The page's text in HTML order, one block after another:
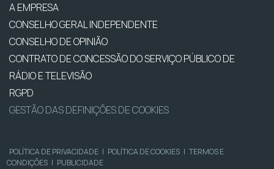
A EMPRESA
CONSELHO GERAL INDEPENDENTE
CONSELHO DE OPINIÃO
CONTRATO DE CONCESSÃO DO SERVIÇO PÚBLICO DE
RÁDIO E TELEVISÃO
RGPD
GESTÃO DAS DEFINIÇÕES DE COOKIES
POLÍTICA DE PRIVACIDADE | POLÍTICA DE COOKIES | TERMOS E
CONDIÇÕES | PUBLICIDADE